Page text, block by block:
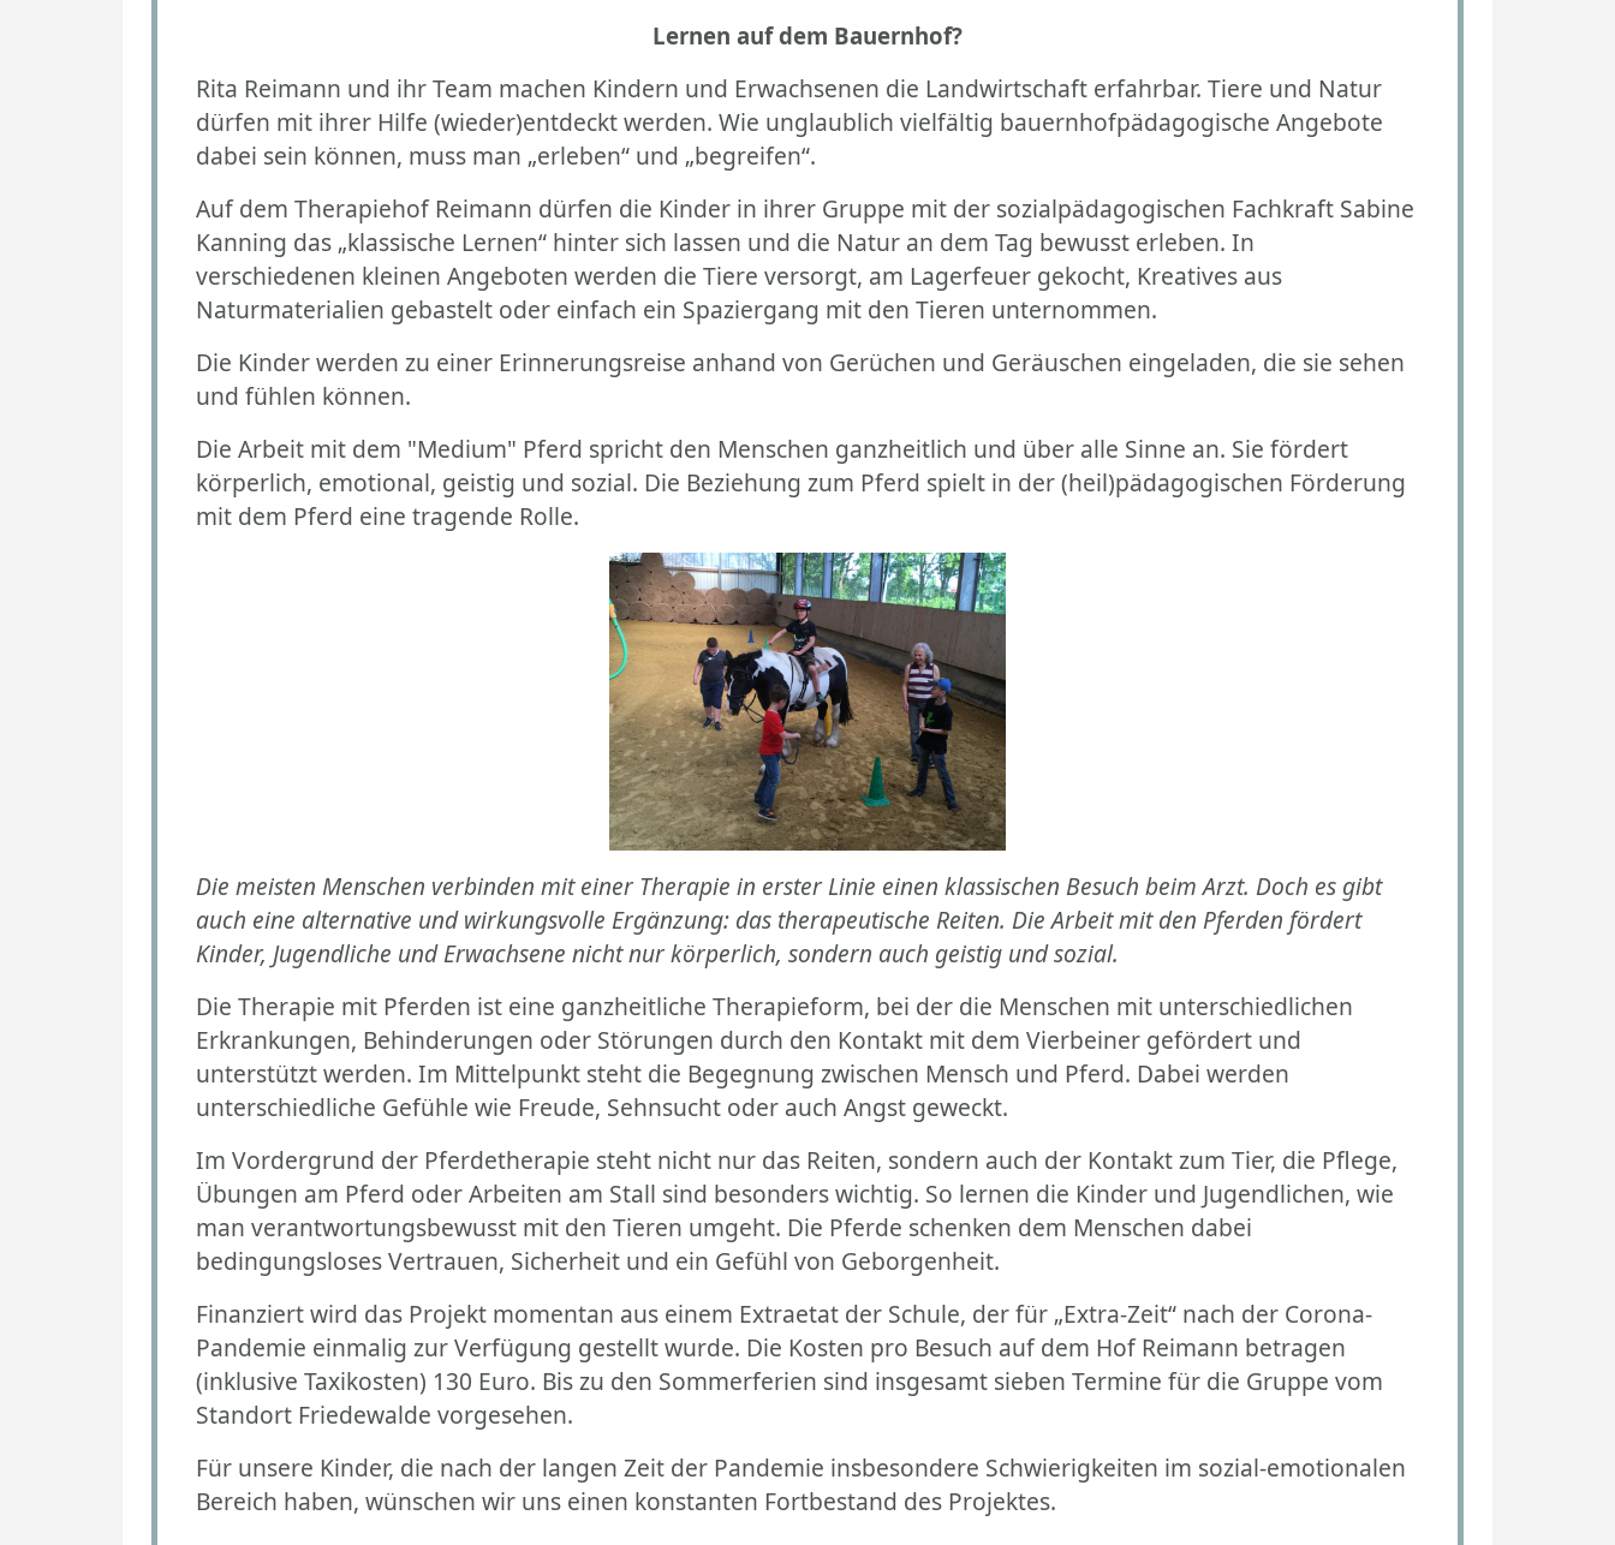
Lernen auf dem Bauernhof?
Rita Reimann und ihr Team machen Kindern und Erwachsenen die Landwirtschaft erfahrbar. Tiere und Natur
dürfen mit ihrer Hilfe (wieder)entdeckt werden. Wie unglaublich vielfältig bauernhofpädagogische Angebote
dabei sein können, muss man „erleben“ und „begreifen“.
Auf dem Therapiehof Reimann dürfen die Kinder in ihrer Gruppe mit der sozialpädagogischen Fachkraft Sabine
Kanning das „klassische Lernen“ hinter sich lassen und die Natur an dem Tag bewusst erleben. In
verschiedenen kleinen Angeboten werden die Tiere versorgt, am Lagerfeuer gekocht, Kreatives aus
Naturmaterialien gebastelt oder einfach ein Spaziergang mit den Tieren unternommen.
Die Kinder werden zu einer Erinnerungsreise anhand von Gerüchen und Geräuschen eingeladen, die sie sehen
und fühlen können.
Die Arbeit mit dem "Medium" Pferd spricht den Menschen ganzheitlich und über alle Sinne an. Sie fördert
körperlich, emotional, geistig und sozial. Die Beziehung zum Pferd spielt in der (heil)pädagogischen Förderung
mit dem Pferd eine tragende Rolle.
Die meisten Menschen verbinden mit einer Therapie in erster Linie einen klassischen Besuch beim Arzt. Doch es gibt
auch eine alternative und wirkungsvolle Ergänzung: das therapeutische Reiten. Die Arbeit mit den Pferden fördert
Kinder, Jugendliche und Erwachsene nicht nur körperlich, sondern auch geistig und sozial.
Die Therapie mit Pferden ist eine ganzheitliche Therapieform, bei der die Menschen mit unterschiedlichen
Erkrankungen, Behinderungen oder Störungen durch den Kontakt mit dem Vierbeiner gefördert und
unterstützt werden. Im Mittelpunkt steht die Begegnung zwischen Mensch und Pferd. Dabei werden
unterschiedliche Gefühle wie Freude, Sehnsucht oder auch Angst geweckt.
Im Vordergrund der Pferdetherapie steht nicht nur das Reiten, sondern auch der Kontakt zum Tier, die Pflege,
Übungen am Pferd oder Arbeiten am Stall sind besonders wichtig. So lernen die Kinder und Jugendlichen, wie
man verantwortungsbewusst mit den Tieren umgeht. Die Pferde schenken dem Menschen dabei
bedingungsloses Vertrauen, Sicherheit und ein Gefühl von Geborgenheit.
Finanziert wird das Projekt momentan aus einem Extraetat der Schule, der für „Extra-Zeit“ nach der Corona-
Pandemie einmalig zur Verfügung gestellt wurde. Die Kosten pro Besuch auf dem Hof Reimann betragen
(inklusive Taxikosten) 130 Euro. Bis zu den Sommerferien sind insgesamt sieben Termine für die Gruppe vom
Standort Friedewalde vorgesehen.
Für unsere Kinder, die nach der langen Zeit der Pandemie insbesondere Schwierigkeiten im sozial-emotionalen
Bereich haben, wünschen wir uns einen konstanten Fortbestand des Projektes.